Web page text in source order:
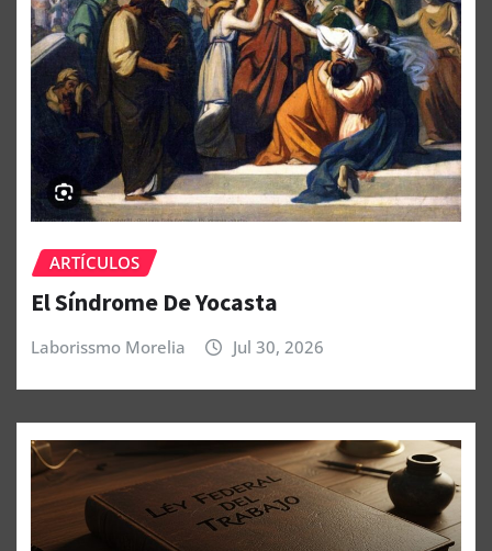
ARTÍCULOS
El Síndrome De Yocasta
Laborissmo Morelia Jul 30, 2026